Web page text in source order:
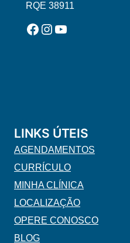
RQE 38911
Facebook
Instagram
YouTube
LINKS ÚTEIS
AGENDAMENTOS
CURRÍCULO
MINHA CLÍNICA
LOCALIZAÇÃO
OPERE CONOSCO
BLOG